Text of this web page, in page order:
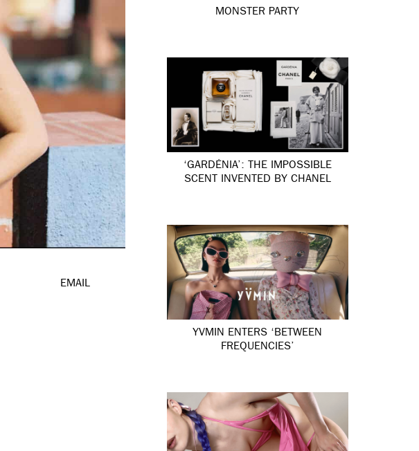
EMAIL
MONSTER PARTY
‘GARDÉNIA’: THE IMPOSSIBLE
SCENT INVENTED BY CHANEL
YVMIN ENTERS ‘BETWEEN
FREQUENCIES’